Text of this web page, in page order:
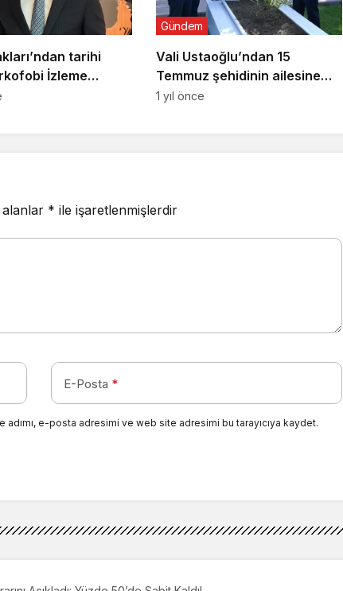
tarihi
İzleme
Vali Ustaoğlu’ndan 15
Temmuz şehidinin ailesine
ziyaret
Gündem
1 yıl önce
* ile işaretlenmişlerdir
E-Posta *
adımı, e-posta adresimi ve web site adresimi bu tarayıcıya kaydet.